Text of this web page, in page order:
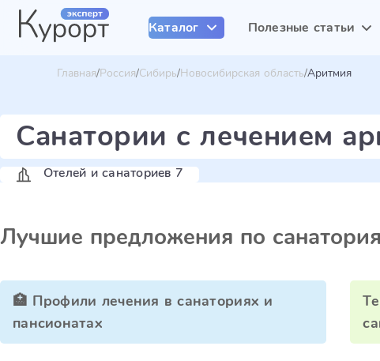
Каталог Полезные статьи
Главная Россия Сибирь Новосибирская область Аритмия
Санатории с лечением
Отелей и санаториев 7
Лучшие предложения по
🏥 Профили лечения в санаториях и
пансионатах